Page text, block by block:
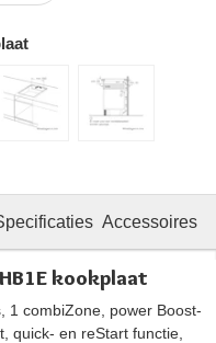
Accessoires
kookplaat
1 combiZone, power Boost-
quick- en reStart functie,